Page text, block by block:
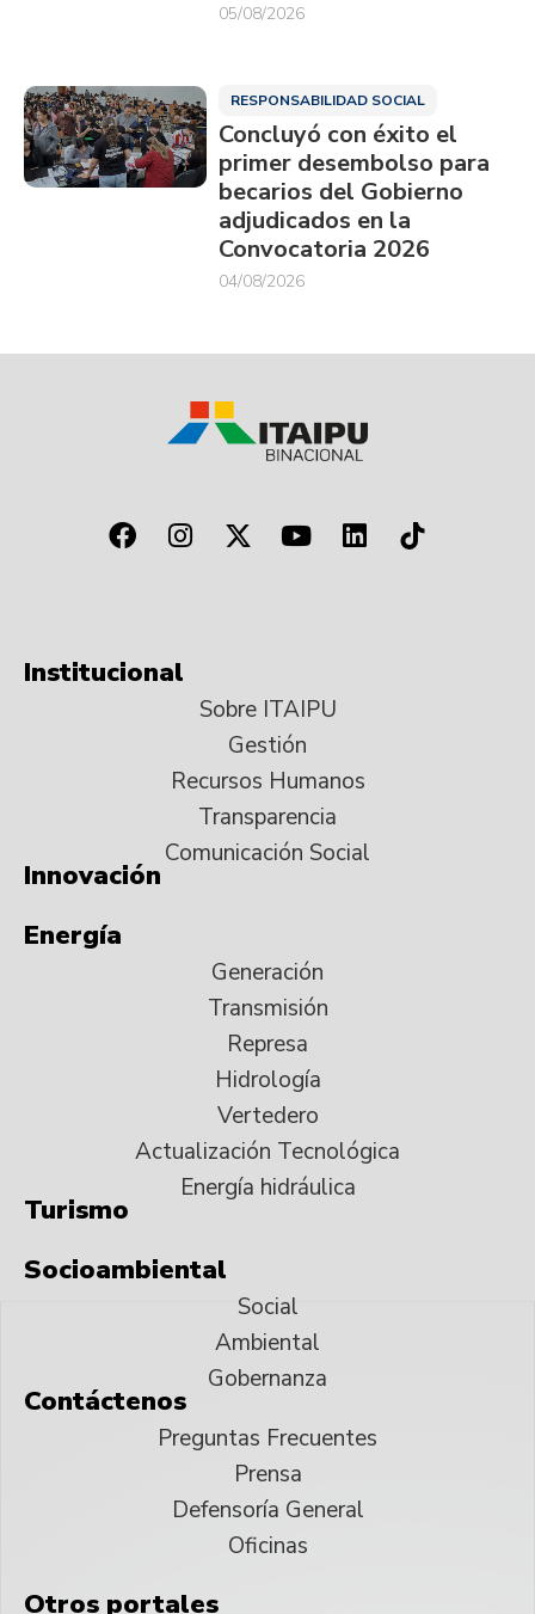
05/08/2026
RESPONSABILIDAD SOCIAL
Concluyó con éxito el
primer desembolso para
becarios del Gobierno
adjudicados en la
Convocatoria 2026
04/08/2026
Institucional
Sobre ITAIPU
Gestión
Recursos Humanos
Transparencia
Comunicación Social
Innovación
Energía
Generación
Transmisión
Represa
Hidrología
Vertedero
Actualización Tecnológica
Energía hidráulica
Turismo
Socioambiental
Social
Ambiental
Gobernanza
Contáctenos
Preguntas Frecuentes
Prensa
Defensoría General
Oficinas
Otros portales